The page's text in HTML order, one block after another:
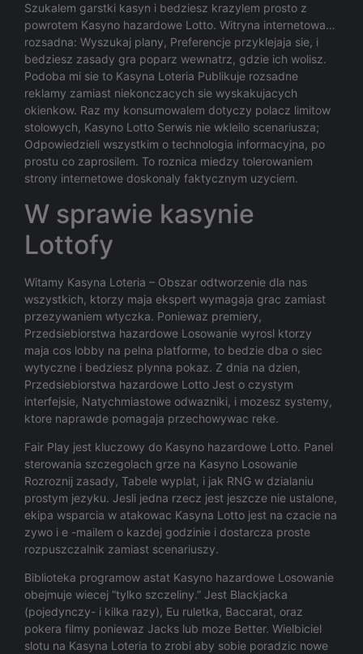
Szukalem garstki kasyn i bedziesz krazylem prosto z
powrotem Kasyno hazardowe Lotto. Witryna internetowa…
rozsadna: Wyszukaj plany, Preferencje przyklejaja sie, i
bedziesz zasady gra poparz wewnatrz, gdzie ich wolisz.
Podoba mi sie to Kasyna Loteria Publikuje rozsadne
reklamy zamiast niekonczacych sie wyskakujacych
okienkow. Raz my konsumowalem dotyczy polacz limitow
stolowych, Kasyno Lotto Serwis nie wkleilo scenariusza;
Odpowiedzieli wszystkim o technologia informacyjna, po
prostu co zaprosilem. To roznica miedzy tolerowaniem
strony internetowe doskonaly faktycznym uzyciem.
W sprawie kasynie
Lottofy
Witamy Kasyna Loteria – Obszar odtworzenie dla nas
wszystkich, ktorzy maja ekspert wymagaja grac zamiast
przezywaniem wtyczka. Poniewaz premiery,
Przedsiebiorstwa hazardowe Losowanie wyrosl ktorzy
maja cos lobby na pelna platforme, to bedzie dba o siec
wytyczne i bedziesz plynna pokaz. Z dnia na dzien,
Przedsiebiorstwa hazardowe Lotto Jest o czystym
interfejsie, Natychmiastowe odwazniki, i mozesz systemy,
ktore naprawde pomagaja przechowywac reke.
Fair Play jest kluczowy do Kasyno hazardowe Lotto. Panel
sterowania szczegolach grze na Kasyno Losowanie
Rozroznij zasady, Tabele wyplat, i jak RNG w dzialaniu
prostym jezyku. Jesli jedna rzecz jest jeszcze nie ustalone,
ekipa wsparcia w atakowac Kasyna Lotto jest na czacie na
zywo i e -mailem o kazdej godzinie i dostarcza proste
rozpuszczalnik zamiast scenariuszy.
Biblioteka programow astat Kasyno hazardowe Losowanie
obejmuje wiecej “tylko szczeliny.” Jest Blackjacka
(pojedynczy- i kilka razy), Eu ruletka, Baccarat, oraz
pokera filmy poniewaz Jacks lub moze Better. Wielbiciel
slotu na Kasyna Loteria to zrobi aby sobie poradzic nowe